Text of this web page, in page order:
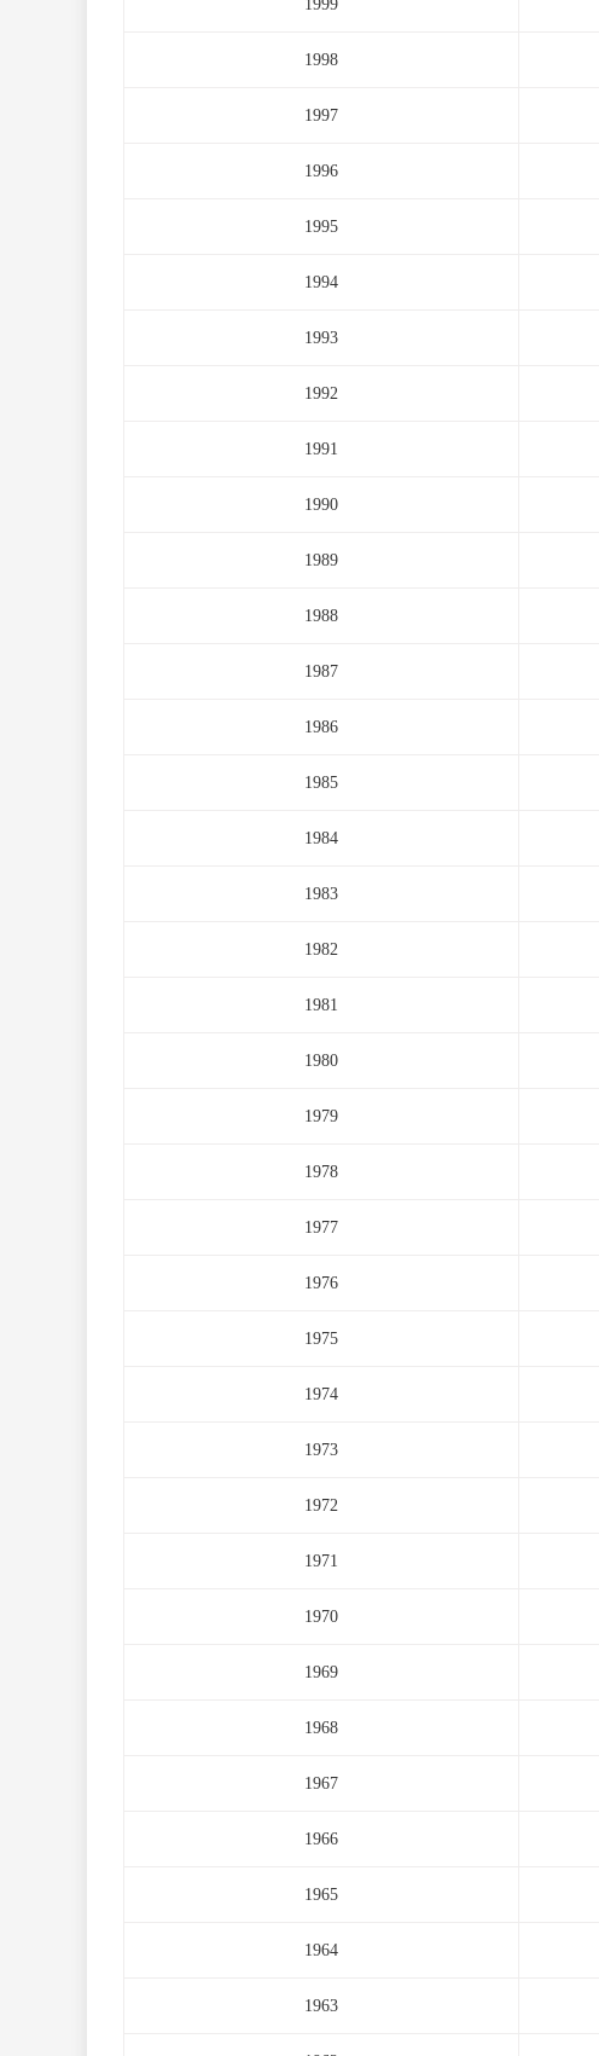
1999
1998
1997
1996
1995
1994
1993
1992
1991
1990
1989
1988
1987
1986
1985
1984
1983
1982
1981
1980
1979
1978
1977
1976
1975
1974
1973
1972
1971
1970
1969
1968
1967
1966
1965
1964
1963